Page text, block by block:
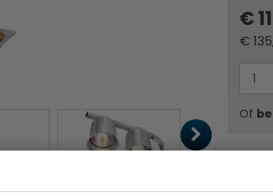
€
€
Of
✔